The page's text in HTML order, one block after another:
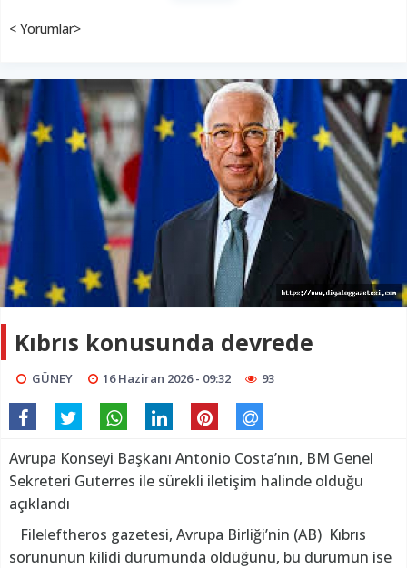
< Yorumlar>
Kıbrıs konusunda devrede
GÜNEY 16 Haziran 2026 - 09:32 93
Avrupa Konseyi Başkanı Antonio Costa’nın, BM Genel
Sekreteri Guterres ile sürekli iletişim halinde olduğu
açıklandı
Fileleftheros gazetesi, Avrupa Birliği’nin (AB) Kıbrıs
sorununun kilidi durumunda olduğunu, bu durumun ise